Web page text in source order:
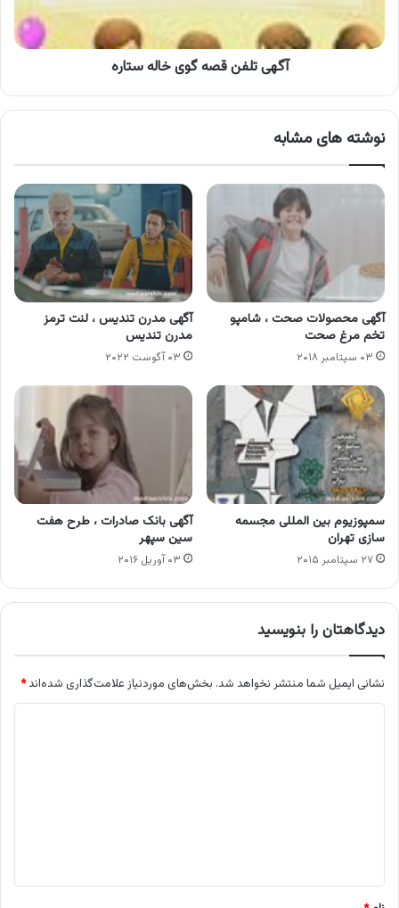
آگهی تلفن قصه گوی خاله ستاره
نوشته های مشابه
آگهی محصولات صحت ، شامپو
تخم مرغ صحت
۰۳ سپتامبر ۲۰۱۸
آگهی مدرن تندیس ، لنت ترمز
مدرن تندیس
۰۳ آگوست ۲۰۲۲
سمپوزیوم بین المللی مجسمه
سازی تهران
۲۷ سپتامبر ۲۰۱۵
آگهی بانک صادرات ، طرح هفت
سین سپهر
۰۳ آوریل ۲۰۱۶
دیدگاهتان را بنویسید
نشانی ایمیل شما منتشر نخواهد شد. بخش‌های موردنیاز علامت‌گذاری شده‌اند*